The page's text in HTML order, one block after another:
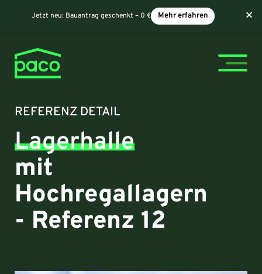
REFERENZ DETAIL
Lagerhalle
mit
Hochregallagern
- Referenz 12
Jetzt neu: Bauantrag geschenkt – 0 € Mehr erfahren ×